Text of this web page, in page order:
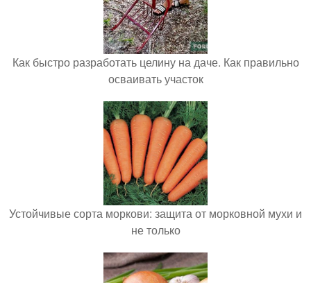
Как быстро разработать целину на даче. Как правильно
осваивать участок
Устойчивые сорта моркови: защита от морковной мухи и
не только